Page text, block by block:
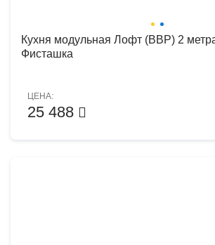
Кухня модульная Лофт (ВВР) 2
Фисташка
ЦЕНА:
25 488